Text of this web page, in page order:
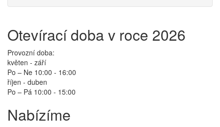
Otevírací doba v roce 2026
Provozní doba:
květen - září
Po – Ne 10:00 - 16:00
říjen - duben
Po – Pá 10:00 - 15:00
Nabízíme